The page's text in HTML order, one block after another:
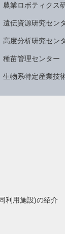
農業ロボティクス
遺伝資源研究セン
高度分析研究セン
種苗管理センター
生物系特定産業技
利用施設)の紹介